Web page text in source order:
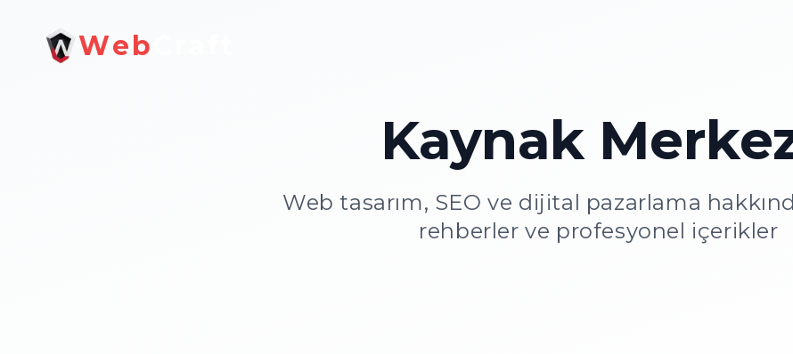
Web
Kaynak
Web tasarım, SEO ve dijital pazarlama
rehberler ve profesyonel içerikler